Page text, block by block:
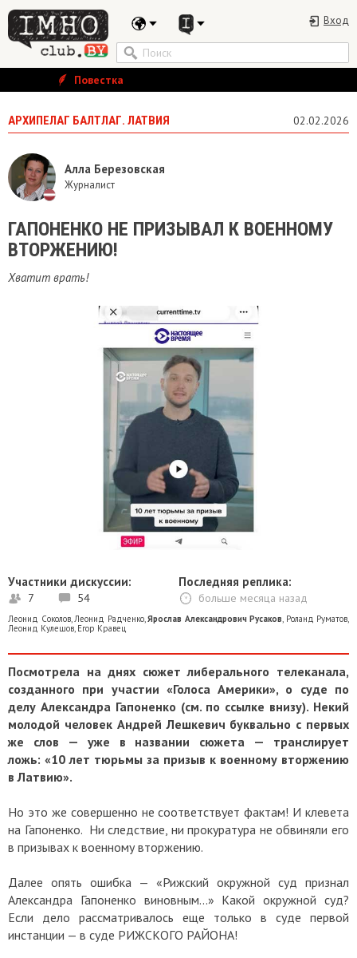
Вход
Повестка
АРХИПЕЛАГ БАЛТЛАГ. ЛАТВИЯ 02.02.2026
Алла Березовская
Журналист
ГАПОНЕНКО НЕ ПРИЗЫВАЛ К ВОЕННОМУ
ВТОРЖЕНИЮ!
Хватит врать!
Участники дискуссии:
7 54
Последняя реплика:
больше месяца назад
Леонид Соколов, Леонид Радченко, Ярослав Александрович Русаков Роланд Руматов
Леонид Кулешов Егор Кравец
Посмотрела на днях сюжет либерального телеканала,
созданного при участии «Голоса Америки», о суде по
делу Александра Гапоненко (см. по ссылке внизу). Некий
молодой человек Андрей Лешкевич буквально с первых
же слов — уже в названии сюжета — транслирует
ложь: «10 лет тюрьмы за призыв к военному вторжению
в Латвию».
Но это же совершенно не соответствует фактам! И клевета
на Гапоненко. Ни следствие, ни прокуратура не обвиняли его
в призывах к военному вторжению.
Далее опять ошибка — «Рижский окружной суд признал
Александра Гапоненко виновным...» Какой окружной суд?
Если дело рассматривалось еще только в суде первой
инстанции — в суде РИЖСКОГО РАЙОНА!